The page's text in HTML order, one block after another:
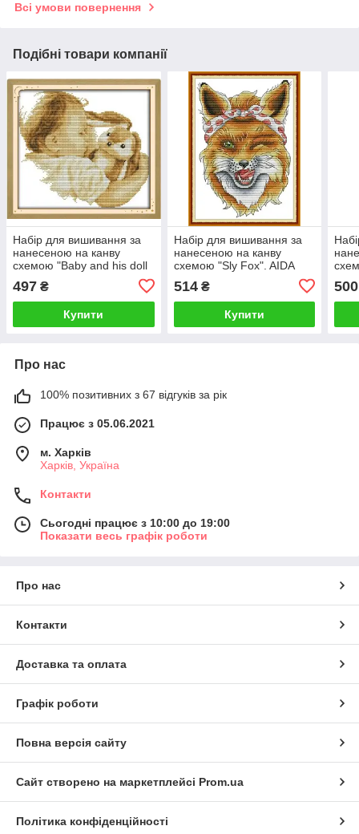
Всі умови повернення
Подібні товари компанії
Набір для вишивання за
нанесеною на канву
схемою "Baby and his doll
28*26 см
497 ₴
Купити
Набір для вишивання за
нанесеною на канву
схемою "Sly Fox". AIDA
514₴
Купити
500
Про нас
100% позитивних з 67 відгуків за рік
Працює з 05.06.2021
м. Харків
Харків, Україна
Контакти
Сьогодні працює з 10:00 до 19:00
Показати весь графік роботи
Про нас
Контакти
Доставка та оплата
Графік роботи
Повна версія сайту
Сайт створено на маркетплейсі Prom.ua
Політика конфіденційності